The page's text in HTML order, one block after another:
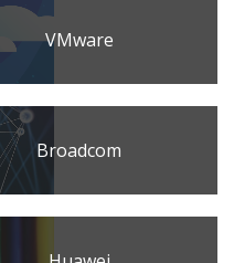
VMware
Broadcom